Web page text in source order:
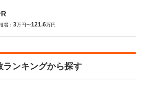
場： 3万円〜121.6万円
ランキングから探す